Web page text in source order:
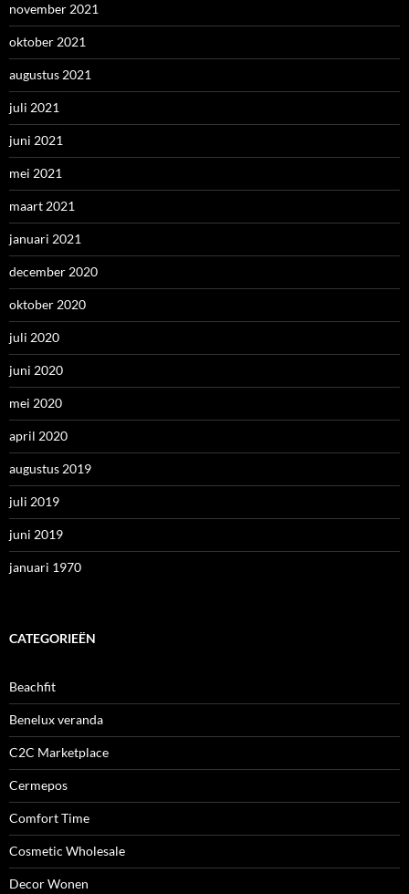
november 2021
oktober 2021
augustus 2021
juli 2021
juni 2021
mei 2021
maart 2021
januari 2021
december 2020
oktober 2020
juli 2020
juni 2020
mei 2020
april 2020
augustus 2019
juli 2019
juni 2019
januari 1970
CATEGORIEËN
Beachfit
Benelux veranda
C2C Marketplace
Cermepos
Comfort Time
Cosmetic Wholesale
Decor Wonen